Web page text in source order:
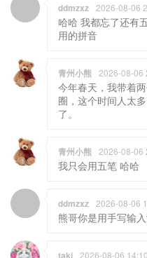
ddmzxz 2026-08-06
哈哈 我都忘了还有
用的拼音
青州小熊 2026-08-06
今年春天，我带着
圈，这个时间人太
了。
青州小熊 2026-08-06
我只会用五笔 哈哈
ddmzxz 2026-08-06
熊哥你是用手写输
taki 2026-08-06